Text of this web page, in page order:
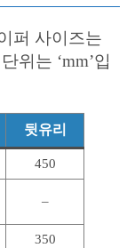
퍼 사이즈는
위는 ‘mm’입
뒷유리
450
–
350